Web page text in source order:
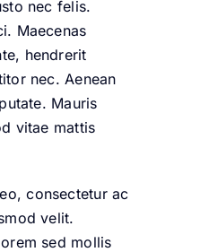
nec felis.
Maecenas
hendrerit
nec. Aenean
Mauris
vitae mattis
consectetur ac
velit.
sed mollis